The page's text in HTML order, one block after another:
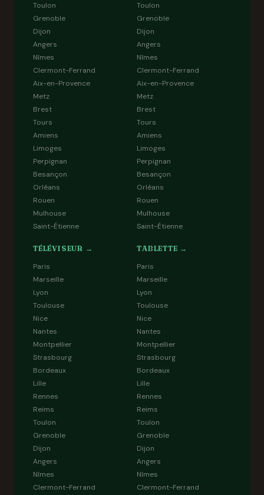
Toulon
Grenoble
Dijon
Angers
Nîmes
Clermont-Ferrand
Aix-en-Provence
Metz
Brest
Tours
Amiens
Limoges
Perpignan
Besançon
Orléans
Rouen
Mulhouse
Saint-Étienne
Toulon
Grenoble
Dijon
Angers
Nîmes
Clermont-Ferrand
Aix-en-Provence
Metz
Brest
Tours
Amiens
Limoges
Perpignan
Besançon
Orléans
Rouen
Mulhouse
Saint-Étienne
TÉLÉVISEUR →
Paris
Marseille
Lyon
Toulouse
Nice
Nantes
Montpellier
Strasbourg
Bordeaux
Lille
Rennes
Reims
Toulon
Grenoble
Dijon
Angers
Nîmes
Clermont-Ferrand
TABLETTE →
Paris
Marseille
Lyon
Toulouse
Nice
Nantes
Montpellier
Strasbourg
Bordeaux
Lille
Rennes
Reims
Toulon
Grenoble
Dijon
Angers
Nîmes
Clermont-Ferrand